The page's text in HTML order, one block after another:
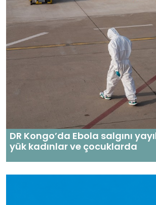
DR Kongo’da Ebola salgını
yük kadınlar ve çocuklarda